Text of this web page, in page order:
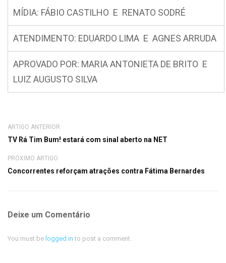
MÍDIA: FÁBIO CASTILHO E RENATO SODRÉ
ATENDIMENTO: EDUARDO LIMA E AGNES ARRUDA
APROVADO POR: MARIA ANTONIETA DE BRITO E
LUIZ AUGUSTO SILVA
ARTIGO ANTERIOR
TV Rá Tim Bum! estará com sinal aberto na NET
PRÓXIMO ARTIGO
Concorrentes reforçam atrações contra Fátima Bernardes
Deixe um Comentário
You must be logged in to post a comment.